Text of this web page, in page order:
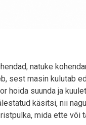
natuke
sest masin kulutab
hoida suunda ja
käsitsi, nii
mida ette või